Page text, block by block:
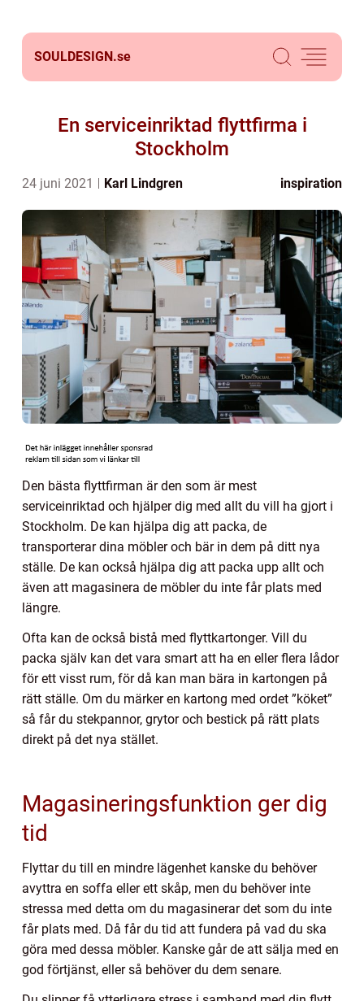
SOULDESIGN.se
En serviceinriktad flyttfirma i
Stockholm
24 juni 2021 Karl Lindgren inspiration
Den bästa flyttfirman är den som är mest
serviceinriktad och hjälper dig med allt du vill ha gjort i
Stockholm. De kan hjälpa dig att packa, de
transporterar dina möbler och bär in dem på ditt nya
ställe. De kan också hjälpa dig att packa upp allt och
även att magasinera de möbler du inte får plats med
längre.
Ofta kan de också bistå med flyttkartonger. Vill du
packa själv kan det vara smart att ha en eller flera lådor
för ett visst rum, för då kan man bära in kartongen på
rätt ställe. Om du märker en kartong med ordet ”köket”
så får du stekpannor, grytor och bestick på rätt plats
direkt på det nya stället.
Magasineringsfunktion ger dig
tid
Flyttar du till en mindre lägenhet kanske du behöver
avyttra en soffa eller ett skåp, men du behöver inte
stressa med detta om du magasinerar det som du inte
får plats med. Då får du tid att fundera på vad du ska
göra med dessa möbler. Kanske går de att sälja med en
god förtjänst, eller så behöver du dem senare.